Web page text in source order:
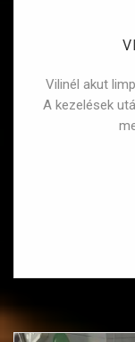
Vilinél akut
A kezelések